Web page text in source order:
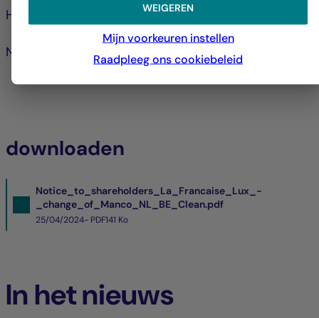
Hoogachtend,
Namens de Raad
downloaden
Notice_to_shareholders_La_Francaise_Lux_-
_change_of_Manco_NL_BE_Clean.pdf
25/04/2024- PDF141 Ko
In het nieuws
WEIGEREN
Mijn voorkeuren instellen
Raadpleeg ons cookiebeleid